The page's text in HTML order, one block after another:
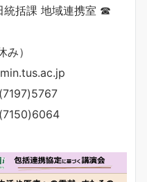
統括課 地域連携室 ☎
）